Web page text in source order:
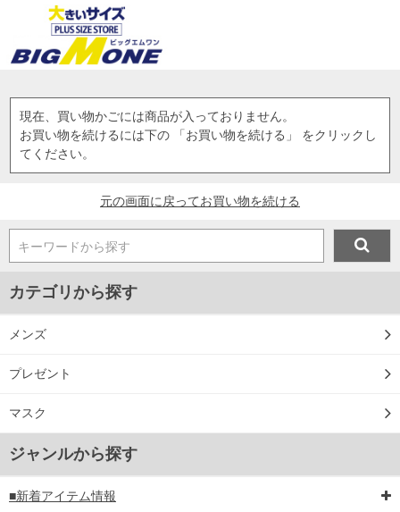
現在、買い物かごには商品が入っておりません。
お買い物を続けるには下の 「お買い物を続ける」 をクリックし
てください。
元の画面に戻ってお買い物を続ける
キーワードから探す
カテゴリから探す
メンズ
プレゼント
マスク
ジャンルから探す
■新着アイテム情報